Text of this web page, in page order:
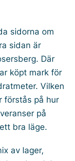
sidorna om
sidan är
Där
köpt mark för
Vilken
förstås på hur
på
bra läge.
av lager,